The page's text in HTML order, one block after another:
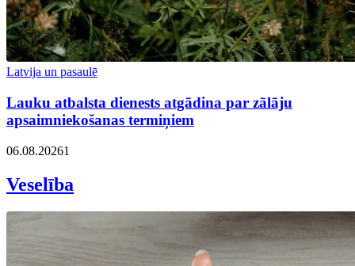
Latvija un pasaulē
Lauku atbalsta dienests atgādina par zālāju
apsaimniekošanas termiņiem
06.08.20261
Veselība